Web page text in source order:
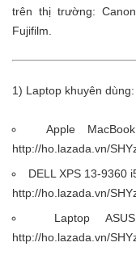
trên thị trường:
Fujifilm.
1) Laptop khuyên dùng:
Apple
http://ho.lazada.vn/
DELL XPS 13-9360
http://ho.lazada.vn/
Laptop
http://ho.lazada.vn/